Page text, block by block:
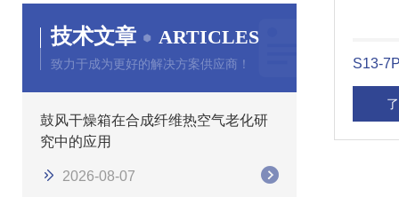
技术文章 ARTICLES
致力于成为更好的解决方案供应商！
鼓风干燥箱在合成纤维热空气老化研
究中的应用
2026-08-07
S13-